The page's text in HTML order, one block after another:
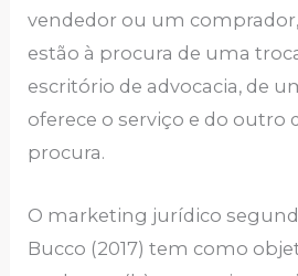
vendedor ou um
estão à procura de uma
escritório de advocacia, de
oferece o serviço e do outro
procura.
O marketing jurídico
Bucco (2017) tem como